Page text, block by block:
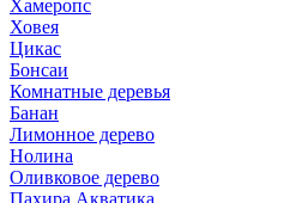
Хамеропс
Ховея
Цикас
Бонсаи
Комнатные деревья
Банан
Лимонное дерево
Нолина
Оливковое дерево
Пахира Акватика